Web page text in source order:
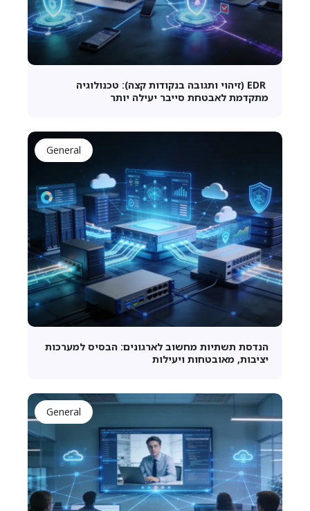
EDR (זיהוי ותגובה בנקודות קצה): טכנולוגיה
מתקדמת לאבטחת סייבר יעילה יותר
General
הנדסת תשתיות מחשוב לארגונים: הבסיס למערכות
יציבות, מאובטחות ויעילות
General